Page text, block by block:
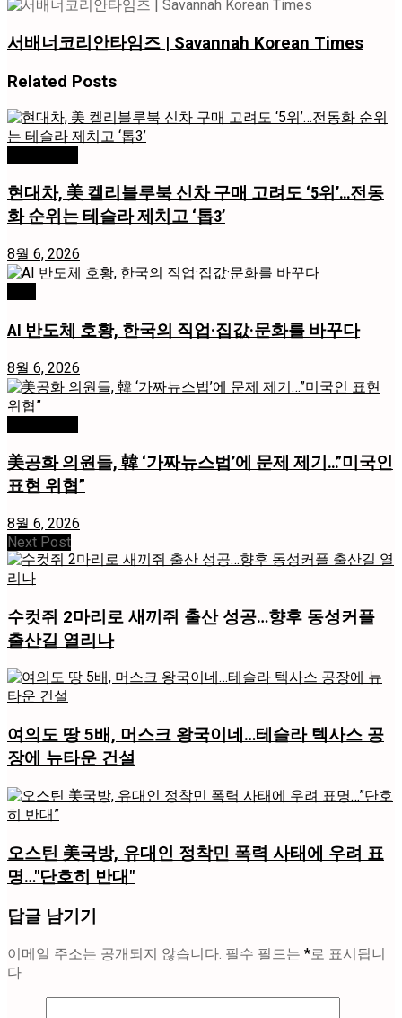
서배너코리안타임즈 | Savannah Korean Times
Related Posts
현대차, 美 켈리블루북 신차 구매 고려도 ‘5위’…전동
화 순위는 테슬라 제치고 ‘톱3’
8월 6, 2026
AI 반도체 호황, 한국의 직업·집값·문화를 바꾸다
8월 6, 2026
美공화 의원들, 韓 ‘가짜뉴스법’에 문제 제기…”미국인
표현 위협”
8월 6, 2026
Next Post
수컷쥐 2마리로 새끼쥐 출산 성공…향후 동성커플
출산길 열리나
여의도 땅 5배, 머스크 왕국이네…테슬라 텍사스 공
장에 뉴타운 건설
오스틴 美국방, 유대인 정착민 폭력 사태에 우려 표
명…"단호히 반대"
답글 남기기
이메일 주소는 공개되지 않습니다. 필수 필드는 *로 표시됩니
다